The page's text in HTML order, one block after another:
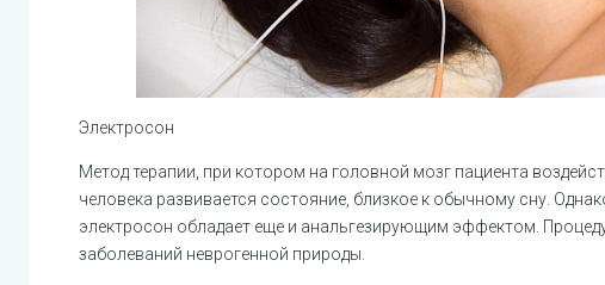
Электросон
Метод терапии, при котором на головной мозг пациента
человека развивается состояние, близкое к обычному сну.
электросон обладает еще и анальгезирующим эффектом.
заболеваний неврогенной природы.